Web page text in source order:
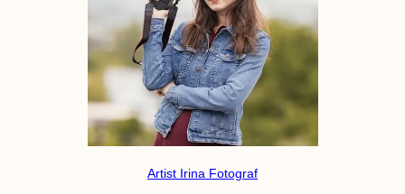
Artist Irina Fotograf